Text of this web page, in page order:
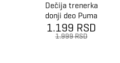
Dečija trenerka
donji deo Puma
X hello kitty &
friends high
1.199 RSD
1.999 RSD